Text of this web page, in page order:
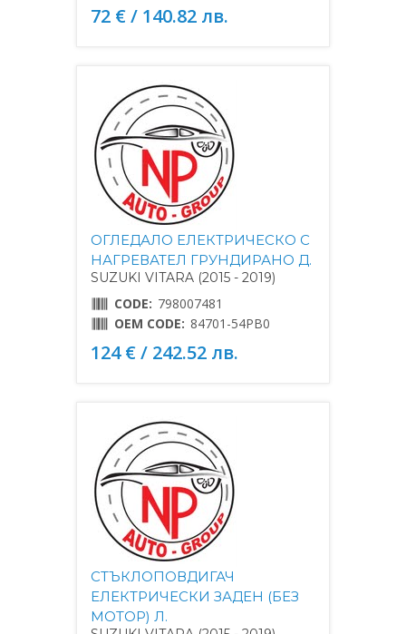
72 € / 140.82 лв.
ОГЛЕДАЛО ЕЛЕКТРИЧЕСКО С
НАГРЕВАТЕЛ ГРУНДИРАНО Д.
SUZUKI VITARA (2015 - 2019)
CODE: 798007481
OEM CODE: 84701-54PB0
124 € / 242.52 лв.
СТЪКЛОПОВДИГАЧ
ЕЛЕКТРИЧЕСКИ ЗАДЕН (БЕЗ
МОТОР) Л.